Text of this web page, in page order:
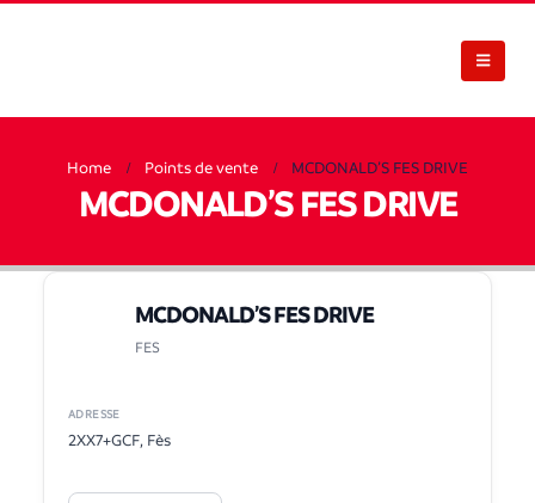
Home Points de vente MCDONALD’S FES DRIVE
MCDONALD’S FES DRIVE
MCDONALD’S FES DRIVE
FES
ADRESSE
2XX7+GCF, Fès